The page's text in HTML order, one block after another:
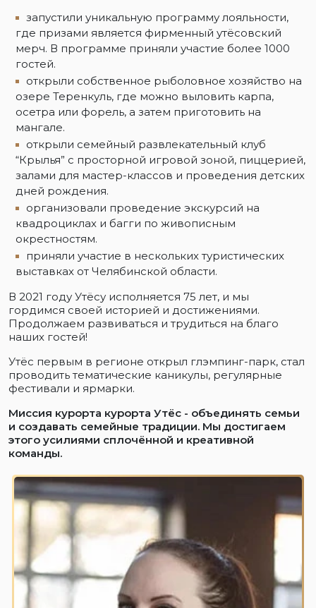
запустили уникальную программу лояльности,
где призами является фирменный утёсовский
мерч. В программе приняли участие более 1000
гостей.
открыли собственное рыболовное хозяйство на
озере Теренкуль, где можно выловить карпа,
осетра или форель, а затем приготовить на
мангале.
открыли семейный развлекательный клуб
“Крылья” с просторной игровой зоной, пиццерией,
залами для мастер-классов и проведения детских
дней рождения.
организовали проведение экскурсий на
квадроциклах и багги по живописным
окрестностям.
приняли участие в нескольких туристических
выставках от Челябинской области.
В 2021 году Утёсу исполняется 75 лет, и мы
гордимся своей историей и достижениями.
Продолжаем развиваться и трудиться на благо
наших гостей!
Утёс первым в регионе открыл глэмпинг-парк, стал
проводить тематические каникулы, регулярные
фестивали и ярмарки.
Миссия курорта курорта Утёс - объединять семьи
и создавать семейные традиции. Мы достигаем
этого усилиями сплочённой и креативной
команды.